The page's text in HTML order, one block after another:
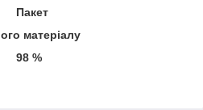
Пакет
матеріалу
98 %